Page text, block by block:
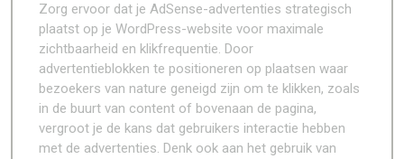
Zorg ervoor dat je AdSense-advertenties strategisch
plaatst op je WordPress-website voor maximale
zichtbaarheid en klikfrequentie. Door
advertentieblokken te positioneren op plaatsen waar
bezoekers van nature geneigd zijn om te klikken, zoals
in de buurt van content of bovenaan de pagina,
vergroot je de kans dat gebruikers interactie hebben
met de advertenties. Denk ook aan het gebruik van